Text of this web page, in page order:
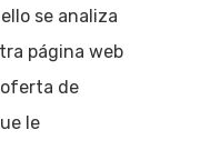
se analiza
página web
de
le